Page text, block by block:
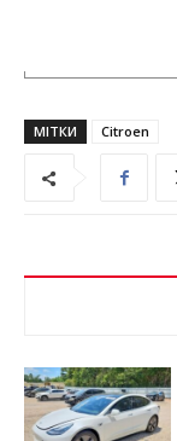
МІТКИ Citroen